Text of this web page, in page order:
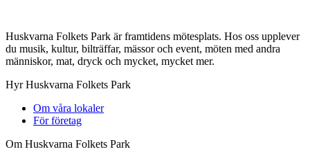
Huskvarna Folkets Park är framtidens mötesplats. Hos oss upplever
du musik, kultur, bilträffar, mässor och event, möten med andra
människor, mat, dryck och mycket, mycket mer.
Hyr Huskvarna Folkets Park
Om våra lokaler
För företag
Om Huskvarna Folkets Park